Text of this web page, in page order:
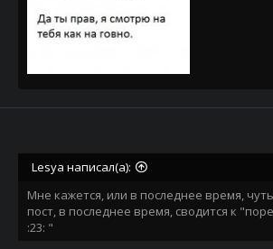
Lesya написал(а):
Мне кажется, или в последнее время,
пост, в последнее время, сводится к
:23: "